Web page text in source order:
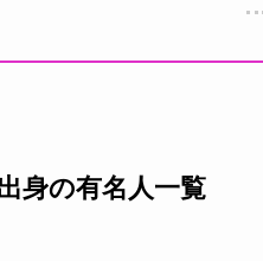
身の有名人一覧